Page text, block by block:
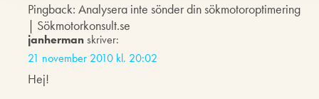
Pingback: Analysera inte sönder din sökmotoroptimering
| Sökmotorkonsult.se
janhermanskriver:
21 november 2010 kl. 20:02
Hej!